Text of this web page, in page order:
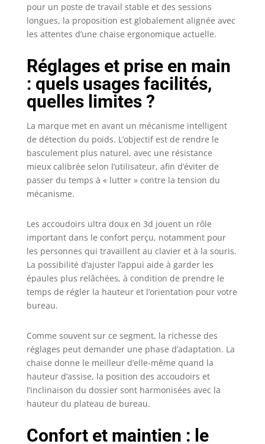
et un cadre
triangulaire
flexible, S'adapte
lorsque vous
bougez. Le dossier
de la chaise
bureau haute à
domicile dispose
quatre positions,
mouvement de
haut en bas de
6cm, ce qui la
rend adaptée aux
à la position la
plus élevée, il
revient
automatiquement
au niveau le plus
bas. ⭐【Soutien
Coordonnés】
Lorsque vous vous
asseyez sur le
siège de bureau
SIHOO Doro C300,
le soutien
se déplace
automatiquement
pour un poste de travail stable et des sessions
longues, la proposition est globalement alignée avec
les attentes d’une chaise ergonomique actuelle.
Réglages et prise en main
: quels usages facilités,
quelles limites ?
La marque met en avant un mécanisme intelligent
de détection du poids. L’objectif est de rendre le
basculement plus naturel, avec une résistance
mieux calibrée selon l’utilisateur, afin d’éviter de
passer du temps à « lutter » contre la tension du
mécanisme.
Les accoudoirs ultra doux en 3d jouent un rôle
important dans le confort perçu, notamment pour
les personnes qui travaillent au clavier et à la souris.
La possibilité d’ajuster l’appui aide à garder les
épaules plus relâchées, à condition de prendre le
temps de régler la hauteur et l’orientation pour votre
bureau.
Comme souvent sur ce segment, la richesse des
réglages peut demander une phase d’adaptation. La
chaise donne le meilleur d’elle-même quand la
hauteur d’assise, la position des accoudoirs et
l’inclinaison du dossier sont harmonisées avec la
hauteur du plateau de bureau.
Confort et maintien : le